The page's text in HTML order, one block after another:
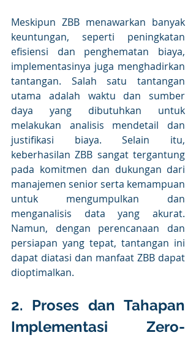
Meskipun ZBB menawarkan banyak
keuntungan, seperti peningkatan
efisiensi dan penghematan biaya,
implementasinya juga menghadirkan
tantangan. Salah satu tantangan
utama adalah waktu dan sumber
daya yang dibutuhkan untuk
melakukan analisis mendetail dan
justifikasi biaya. Selain itu,
keberhasilan ZBB sangat tergantung
pada komitmen dan dukungan dari
manajemen senior serta kemampuan
untuk mengumpulkan dan
menganalisis data yang akurat.
Namun, dengan perencanaan dan
persiapan yang tepat, tantangan ini
dapat diatasi dan manfaat ZBB dapat
dioptimalkan.
2. Proses dan Tahapan
Implementasi Zero-